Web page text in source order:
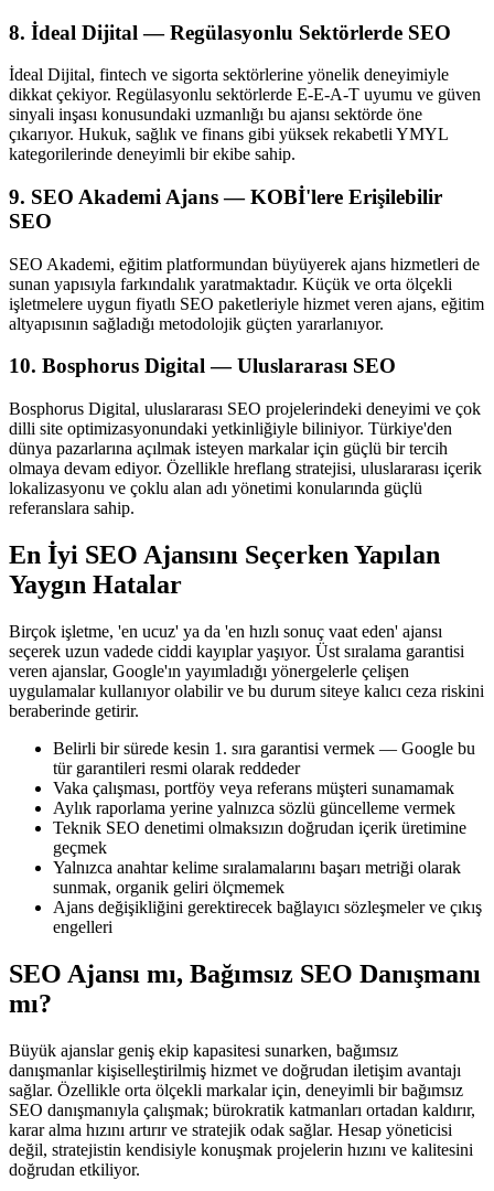
8. İdeal Dijital — Regülasyonlu Sektörlerde SEO
İdeal Dijital, fintech ve sigorta sektörlerine yönelik deneyimiyle
dikkat çekiyor. Regülasyonlu sektörlerde E-E-A-T uyumu ve güven
sinyali inşası konusundaki uzmanlığı bu ajansı sektörde öne
çıkarıyor. Hukuk, sağlık ve finans gibi yüksek rekabetli YMYL
kategorilerinde deneyimli bir ekibe sahip.
9. SEO Akademi Ajans — KOBİ'lere Erişilebilir
SEO
SEO Akademi, eğitim platformundan büyüyerek ajans hizmetleri de
sunan yapısıyla farkındalık yaratmaktadır. Küçük ve orta ölçekli
işletmelere uygun fiyatlı SEO paketleriyle hizmet veren ajans, eğitim
altyapısının sağladığı metodolojik güçten yararlanıyor.
10. Bosphorus Digital — Uluslararası SEO
Bosphorus Digital, uluslararası SEO projelerindeki deneyimi ve çok
dilli site optimizasyonundaki yetkinliğiyle biliniyor. Türkiye'den
dünya pazarlarına açılmak isteyen markalar için güçlü bir tercih
olmaya devam ediyor. Özellikle hreflang stratejisi, uluslararası içerik
lokalizasyonu ve çoklu alan adı yönetimi konularında güçlü
referanslara sahip.
En İyi SEO Ajansını Seçerken Yapılan
Yaygın Hatalar
Birçok işletme, 'en ucuz' ya da 'en hızlı sonuç vaat eden' ajansı
seçerek uzun vadede ciddi kayıplar yaşıyor. Üst sıralama garantisi
veren ajanslar, Google'ın yayımladığı yönergelerle çelişen
uygulamalar kullanıyor olabilir ve bu durum siteye kalıcı ceza riskini
beraberinde getirir.
Belirli bir sürede kesin 1. sıra garantisi vermek — Google bu
tür garantileri resmi olarak reddeder
Vaka çalışması, portföy veya referans müşteri sunamamak
Aylık raporlama yerine yalnızca sözlü güncelleme vermek
Teknik SEO denetimi olmaksızın doğrudan içerik üretimine
geçmek
Yalnızca anahtar kelime sıralamalarını başarı metriği olarak
sunmak, organik geliri ölçmemek
Ajans değişikliğini gerektirecek bağlayıcı sözleşmeler ve çıkış
engelleri
SEO Ajansı mı, Bağımsız SEO Danışmanı
mı?
Büyük ajanslar geniş ekip kapasitesi sunarken, bağımsız
danışmanlar kişiselleştirilmiş hizmet ve doğrudan iletişim avantajı
sağlar. Özellikle orta ölçekli markalar için, deneyimli bir bağımsız
SEO danışmanıyla çalışmak; bürokratik katmanları ortadan kaldırır,
karar alma hızını artırır ve stratejik odak sağlar. Hesap yöneticisi
değil, stratejistin kendisiyle konuşmak projelerin hızını ve kalitesini
doğrudan etkiliyor.